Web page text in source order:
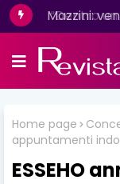
Mazzini:
Home page
appuntamenti
ESSEHO